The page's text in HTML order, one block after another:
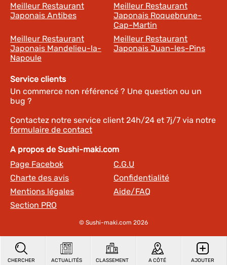
CHERCHER ACTUALITÉS CLASSEMENT A CÔTÉ AJOUTER
Meilleur Restaurant
Japonais Antibes
Meilleur Restaurant
Japonais Roquebrune-
Cap-Martin
Meilleur Restaurant
Japonais Mandelieu-la-
Napoule
Meilleur Restaurant
Japonais Juan-les-Pins
Service clients
Un commerce non référencé ? Une question ou un
bug ?
Contactez notre service client 24h/24 et 7j/7 via notre
formulaire de contact
A propos de Sushi-maki.com
Page Facebok
C.G.U
Charte des avis
Confidentialité
Mentions légales
Aide/FAQ
Section PRO
© Sushi-maki.com 2026